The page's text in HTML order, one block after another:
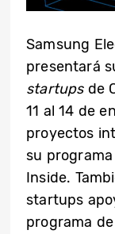
Samsung
presentará
startupsde
11 al 14 de
proyectos
su
Inside.
startups
programa